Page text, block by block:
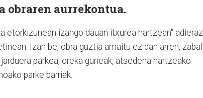
obraren aurrekontua.
etorkizunean izango dauan itxurea hartzean"
Izan be, obra guztia amaitu ez dan arren,
parkea, oreka guneak, atsedena hartzeako
parke barriak.